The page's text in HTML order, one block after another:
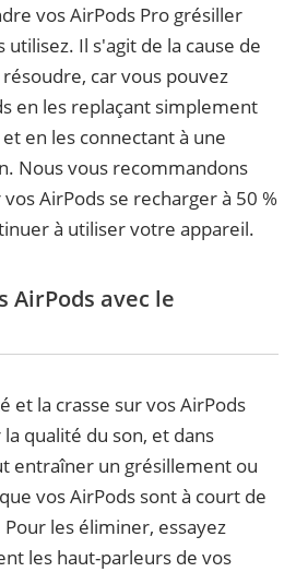
vos AirPods Pro grésiller
Il s'agit de la cause de
car vous pouvez
en les replaçant simplement
en les connectant à une
Nous vous recommandons
AirPods se recharger à 50 %
à utiliser votre appareil.
AirPods avec le
et la crasse sur vos AirPods
qualité du son, et dans
entraîner un grésillement ou
vos AirPods sont à court de
les éliminer, essayez
les haut-parleurs de vos